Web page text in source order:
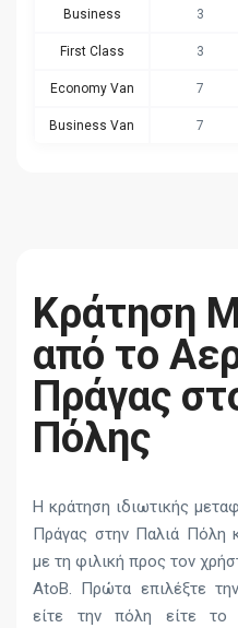
Business 3
First Class 3
Economy Van 7
Business Van 7
Κράτηση
από το
Πράγας
Πόλης
Η κράτηση ιδιωτικής
Πράγας στην Παλιά Πόλη
με τη φιλική προς τον
AtoB. Πρώτα επιλέξτε
είτε την πόλη είτε το